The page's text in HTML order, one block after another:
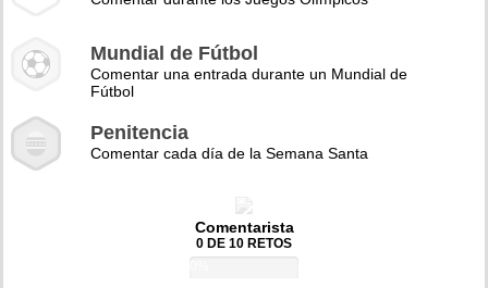
Mundial de Fútbol
Comentar una entrada durante un Mundial de
Fútbol
Penitencia
Comentar cada día de la Semana Santa
Comentarista
0 DE 10 RETOS